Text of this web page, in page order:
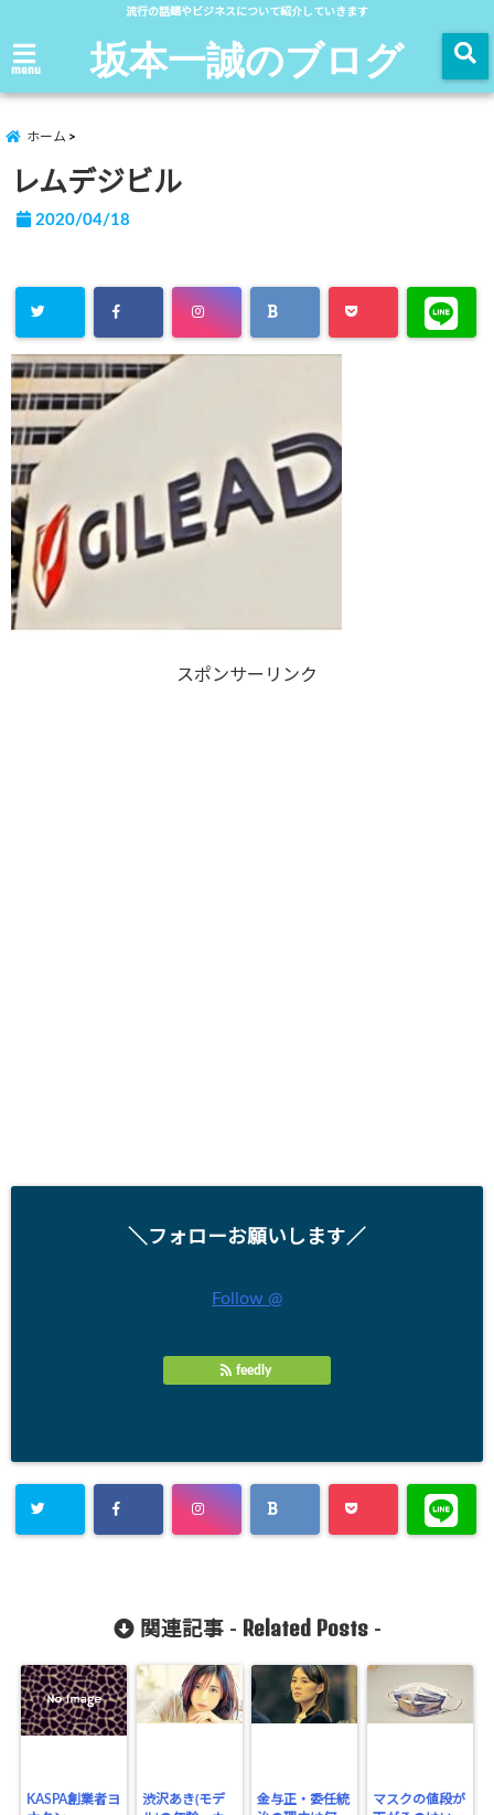
流行の話題やビジネスについて紹介していきます
menu 坂本一誠のブログ
ホーム
レムデジビル
2020/04/18
スポンサーリンク
＼フォローお願いします／
Follow @
feedly
関連記事 - Related Posts-
KASPA創業者ヨ
渋沢あき(モデ
金与正・委任統
マスクの値段が